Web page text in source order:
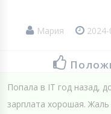
Мария
Попала в IT год назад,
зарплата хорошая.